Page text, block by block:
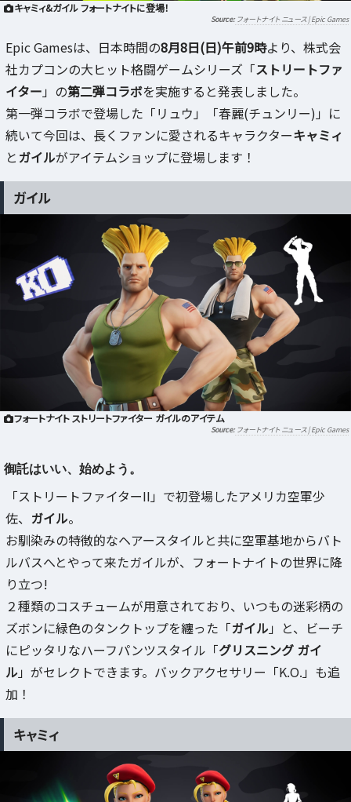
キャミィ&ガイル フォートナイトに登場！
フォートナイト ニュース | Epic Games
Epic Gamesは、日本時間の8月8日(日)午前9時より、株式会
社カプコンの大ヒット格闘ゲームシリーズ「ストリートファ
イター 」の第二弾コラボを実施すると発表しました。
第一弾コラボで登場した「リュウ」「春麗(チュンリー)」に
続いて今回は、長くファンに愛されるキャラクターキャミィ
と ガイルがアイテムショップに登場します！
ガイル
フォートナイト ストリートファイター ガイルのアイテム
フォートナイト ニュース | Epic Games
御託はいい、始めよう。
「ストリートファイターII」で初登場したアメリカ空軍少
佐、 ガイル。
お馴染みの特徴的なヘアースタイルと共に空軍基地からバト
ルバスへとやって来たガイルが、フォートナイトの世界に降
り立つ!
２種類のコスチュームが用意されており、いつもの迷彩柄の
ズボンに緑色のタンクトップを纏った「ガイル」と、ビーチ
にピッタリなハーフパンツスタイル「グリスニング ガイ
ル」がセレクトできます。バックアクセサリー「K.O.」も追
加！
キャミィ